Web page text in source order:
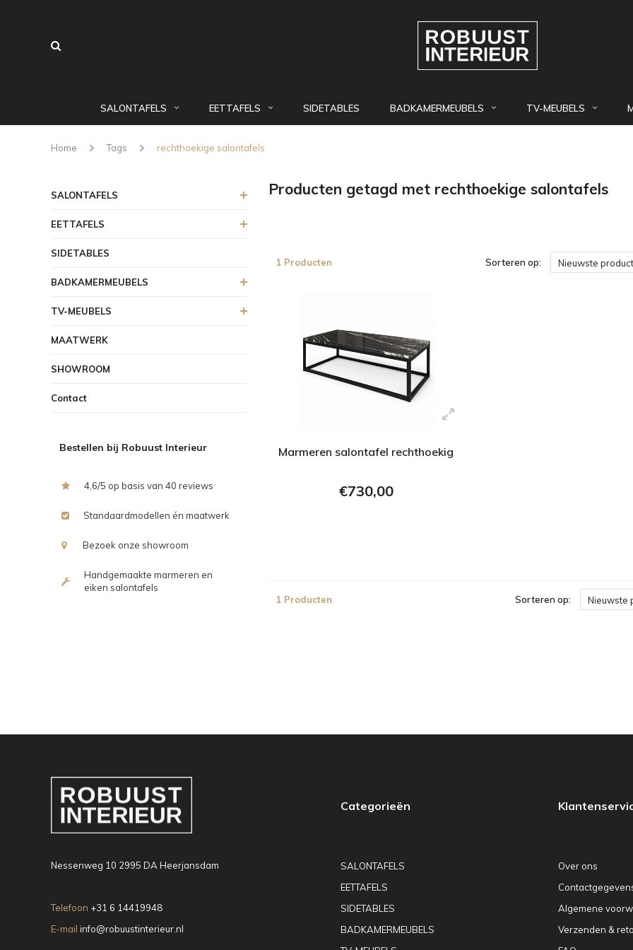
SALONTAFELS EETTAFELS SIDETABLES BADKAMERMEUBELS TV-MEUBELS
Home Tags rechthoekige salontafels
SALONTAFELS
EETTAFELS
SIDETABLES
BADKAMERMEUBELS
TV-MEUBELS
MAATWERK
SHOWROOM
Contact
Bestellen bij Robuust Interieur
4,6/5 op basis van 40 reviews
Standaardmodellen én maatwerk
Bezoek onze showroom
Handgemaakte marmeren en
eiken salontafels
Producten getagd met rechthoekige salontafels
1 Producten Sorteren op: Nieuwste
Marmeren salontafel rechthoekig
€730,00
1 Producten Sorteren op: Nieuwste
Nessenweg 10 2995 DA Heerjansdam
Telefoon +31 6 14419948
E-mail info@robuustinterieur.nl
Categorieën
SALONTAFELS
EETTAFELS
SIDETABLES
BADKAMERMEUBELS
Over ons
Algemene
Verzenden &